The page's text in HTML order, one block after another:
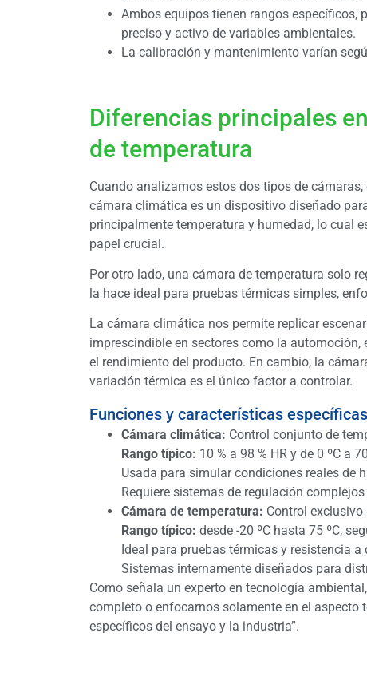
Ambos equipos tienen rangos
preciso y activo de variables ambientales.
La calibración y mantenimiento varían
Diferencias principales
de temperatura
Cuando analizamos estos dos tipos de
cámara climática es un dispositivo diseñado
principalmente temperatura y humedad, lo cual
papel crucial.
Por otro lado, una cámara de temperatura solo
la hace ideal para pruebas térmicas simples,
La cámara climática nos permite replicar
imprescindible en sectores como la
el rendimiento del producto. En cambio, la
variación térmica es el único factor a controlar.
Funciones y características específicas
Cámara climática: Control conjunto de
Rango típico: 10 % a 98 % HR y de 0 ºC a
Usada para simular condiciones reales de
Requiere sistemas de regulación
Cámara de temperatura: Control exclusivo
Rango típico: desde -20 ºC hasta 75 ºC,
Ideal para pruebas térmicas y resistencia
Sistemas internamente diseñados para
Como señala un experto en tecnología
completo o enfocarnos solamente en el aspecto
específicos del ensayo y la industria”.